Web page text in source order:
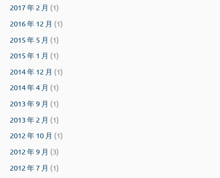
2017 年 2 月 (1)
2016 年 12 月 (1)
2015 年 5 月 (1)
2015 年 1 月 (1)
2014 年 12 月 (1)
2014 年 4 月 (1)
2013 年 9 月 (1)
2013 年 2 月 (1)
2012 年 10 月 (1)
2012 年 9 月 (3)
2012 年 7 月 (1)